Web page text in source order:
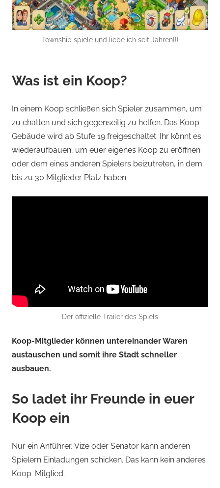
Township spiele und liebe ich seit Jahren!!!
Was ist ein Koop?
In einem Koop schließen sich Spieler zusammen, um
zu chatten und sich gegenseitig zu helfen. Das Koop-
Gebäude wird ab Stufe 19 freigeschaltet. Ihr könnt es
wiederaufbauen, um euer eigenes Koop zu eröffnen
oder dem eines anderen Spielers beizutreten, in dem
bis zu 30 Mitglieder Platz haben.
Der offizielle Trailer des Spiels
Koop-Mitglieder können untereinander Waren
austauschen und somit ihre Stadt schneller
ausbauen.
So ladet ihr Freunde in euer
Koop ein
Nur ein Anführer, Vize oder Senator kann anderen
Spielern Einladungen schicken. Das kann kein anderes
Koop-Mitglied.